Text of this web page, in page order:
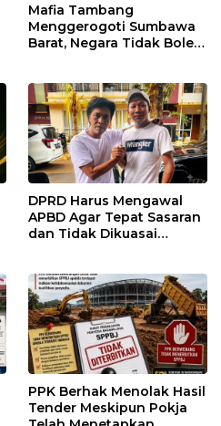
Mafia Tambang
Menggerogoti Sumbawa
Barat, Negara Tidak Boleh
DPRD Harus Mengawal
APBD Agar Tepat Sasaran
dan Tidak Dikuasai
PPK Berhak Menolak Hasil
Tender Meskipun Pokja